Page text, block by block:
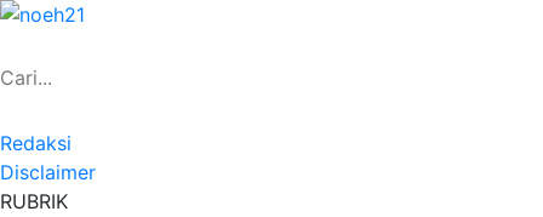
Redaksi
Disclaimer
RUBRIK